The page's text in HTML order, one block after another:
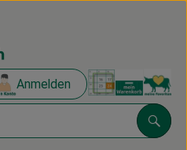
Anmelden
öffnen oder